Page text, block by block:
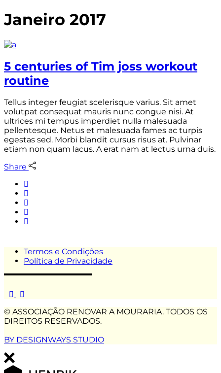
Janeiro 2017
5 centuries of Tim joss workout
routine
Tellus integer feugiat scelerisque varius. Sit amet
volutpat consequat mauris nunc congue nisi. At
ultrices mi tempus imperdiet nulla malesuada
pellentesque. Netus et malesuada fames ac turpis
egestas sed. Morbi blandit cursus risus at. Pulvinar
etiam non quam lacus. A erat nam at lectus urna duis.
Share
Termos e Condições
Política de Privacidade
© ASSOCIAÇÃO RENOVAR A MOURARIA. TODOS OS
DIREITOS RESERVADOS.
BY DESIGNWAYS STUDIO